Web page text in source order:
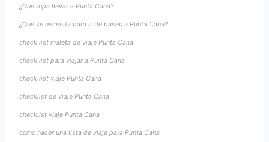
¿Qué ropa llevar a Punta Cana?
¿Qué se necesita para ir de paseo a Punta Cana?
check list maleta de viaje Punta Cana
check list para viajar a Punta Cana
check list viaje Punta Cana
checklist de viaje Punta Cana
checklist viaje Punta Cana
como hacer una lista de viaje para Punta Cana